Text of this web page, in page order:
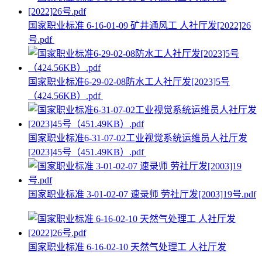
国家职业标准 6-16-01-09 矿井通风工 人社厅发[2022]26
号.pdf
国家职业标准6-29-02-08防水工人社厅发[2023]5号
（424.56KB）.pdf
国家职业标准6-31-07-02工业视觉系统运维员人社厅发
[2023]45号（451.49KB）.pdf
国家职业标准 3-01-02-07 速录师 劳社厅发[2003]19号.pdf
国家职业标准 6-16-02-10 天然气处理工 人社厅发